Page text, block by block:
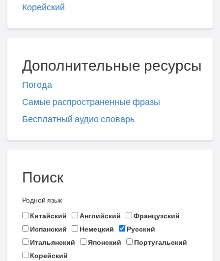
Корейский
Дополнительные ресурсы
Погода
Самые распространенные фразы
Бесплатный аудио словарь
Поиск
Родной язык
Китайский
Английский
Французский
Испанский
Немецкий
Русский
Итальянский
Японский
Португальский
Корейский